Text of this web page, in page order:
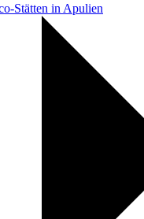
Stätten in Apulien